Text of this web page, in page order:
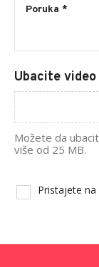
Ubacite
Možete da
više od 25 MB.
Pristajete na